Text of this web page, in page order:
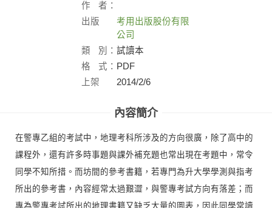
作
者：
出版
考用出版股份有限
公司
類
別： 試讀本
格
式： PDF
上架
2014/2/6
內容簡介
在警專乙組的考試中，地理考科所涉及的方向很廣，除了高中的
課程外，還有許多時事題與課外補充題也常出現在考題中，常令
同學不知所措。而坊間的參考書籍，若專門為升大學學測與指考
所出的參考書，內容經常太過艱澀，與警專考試方向有落差；而
專為警專考試所出的地理書籍又缺乏大量的圖表，因此同學常讀